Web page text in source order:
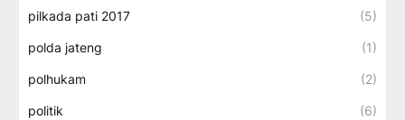
pilkada pati 2017 (5)
polda jateng (1)
polhukam (2)
politik (6)